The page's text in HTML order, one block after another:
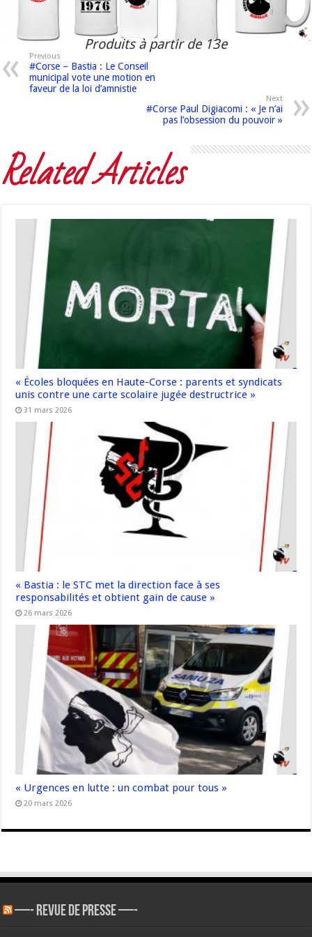
Produits à partir de 13e
Previous
#Corse – Bastia : Le Conseil
municipal vote une motion en
faveur de la loi d’amnistie
Next
#Corse Paul Digiacomi : « Je n’ai
pas l’obsession du pouvoir »
Related Articles
« Écoles bloquées en Haute-Corse : parents et syndicats
unis contre une carte scolaire jugée destructrice »
31 mars 2026
« Bastia : le STC met la direction face à ses
responsabilités et obtient gain de cause »
26 mars 2026
« Urgences en lutte : un combat pour tous »
20 mars 2026
—- REVUE DE PRESSE —-